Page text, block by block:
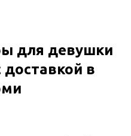
для девушки
доставкой в